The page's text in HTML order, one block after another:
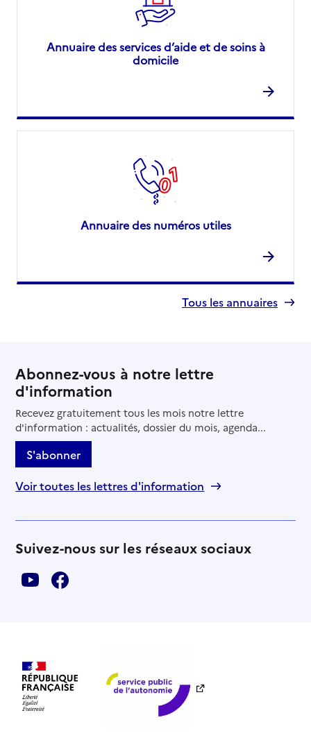
Annuaire des services d’aide et de soins à
domicile
Annuaire des numéros utiles
Tous les annuaires
Abonnez-vous à notre lettre
d'information
Recevez gratuitement tous les mois notre lettre
d'information : actualités, dossier du mois, agenda...
S'abonner
Voir toutes les lettres d'information
Suivez-nous sur les réseaux sociaux